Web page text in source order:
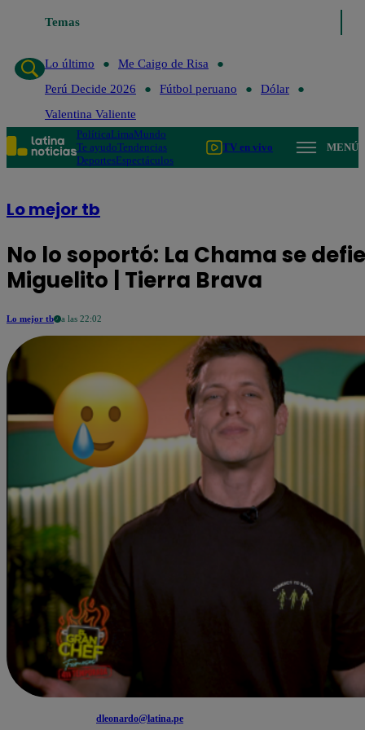
Temas
Lo último
Me Caigo de Risa
Perú Decide 2026
Fútbol peruano
Dólar
Valentina Valiente
PolíticaLimaMundo
Te ayudoTendencias
DeportesEspectáculos
TV en vivo MENÚ
Lo mejor tb
No lo soportó: La Chama se
Miguelito | Tierra Brava
Lo mejor tb a las 22:02
dleonardo@latina.pe